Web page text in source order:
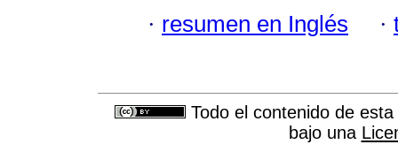
· resumen en Inglés ·
Todo el contenido de
bajo una